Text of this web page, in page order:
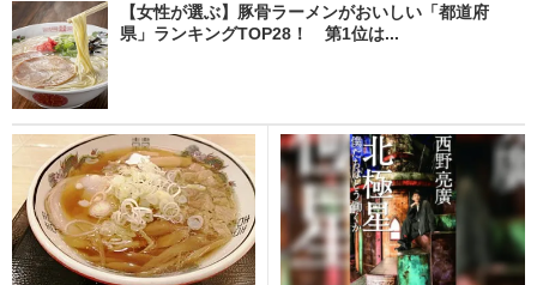
【女性が選ぶ】豚骨ラーメンがおいしい「都道府
県」ランキングTOP28！ 第1位は...